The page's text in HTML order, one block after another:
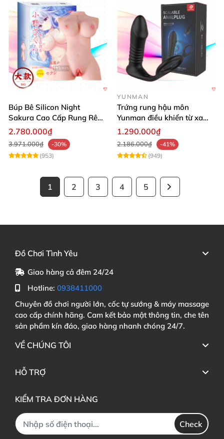
Búp Bê Silicon Night
Sakura Cao Cấp Rung Rên
Thực Tế
2.780.000₫
3.971.000₫
-30%
(953)
YUNMAN
Trứng rung hậu môn
Yunman điều khiển từ xa
quai đeo kích thích
1.290.000₫
2.186.000₫
-41%
(949)
1 2 3 4 5
Đồ Chơi Tình Yêu
Giao hàng cả đêm 24/24
Hotline: 0938411000
Chuyên đồ chơi người lớn, cốc tự sướng & máy massage
cao cấp chính hãng. Cam kết bảo mật thông tin, che tên
sản phẩm kín đáo, giao hàng nhanh chóng 24/7.
VỀ CHÚNG TÔI
HỖ TRỢ
KIỂM TRA ĐƠN HÀNG
Check